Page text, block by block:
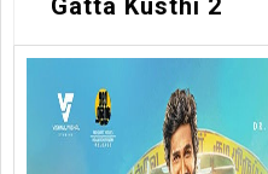
Gatta Kusthi 2